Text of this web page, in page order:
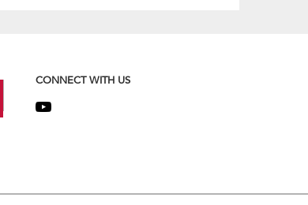
CONNECT WITH US